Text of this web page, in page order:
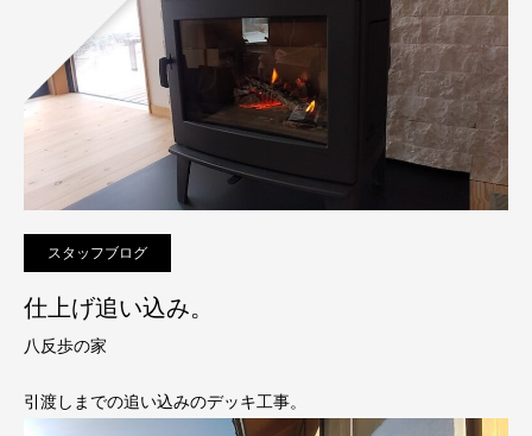
スタッフブログ
仕上げ追い込み。
八反歩の家
引渡しまでの追い込みのデッキ工事。